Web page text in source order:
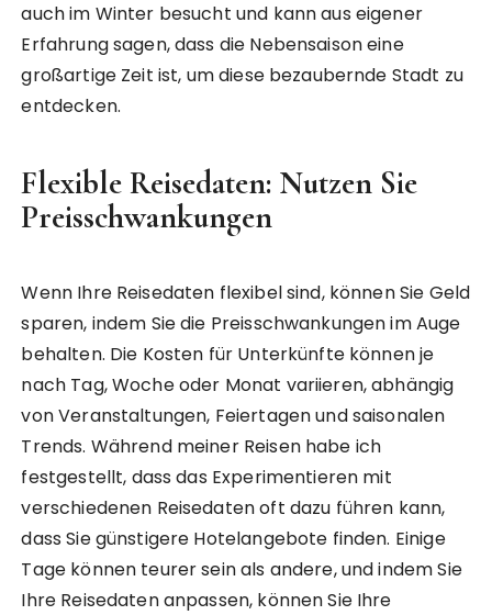
auch im Winter besucht und kann aus eigener
Erfahrung sagen, dass die Nebensaison eine
großartige Zeit ist, um diese bezaubernde Stadt zu
entdecken.
Flexible Reisedaten: Nutzen Sie
Preisschwankungen
Wenn Ihre Reisedaten flexibel sind, können Sie Geld
sparen, indem Sie die Preisschwankungen im Auge
behalten. Die Kosten für Unterkünfte können je
nach Tag, Woche oder Monat variieren, abhängig
von Veranstaltungen, Feiertagen und saisonalen
Trends. Während meiner Reisen habe ich
festgestellt, dass das Experimentieren mit
verschiedenen Reisedaten oft dazu führen kann,
dass Sie günstigere Hotelangebote finden. Einige
Tage können teurer sein als andere, und indem Sie
Ihre Reisedaten anpassen, können Sie Ihre